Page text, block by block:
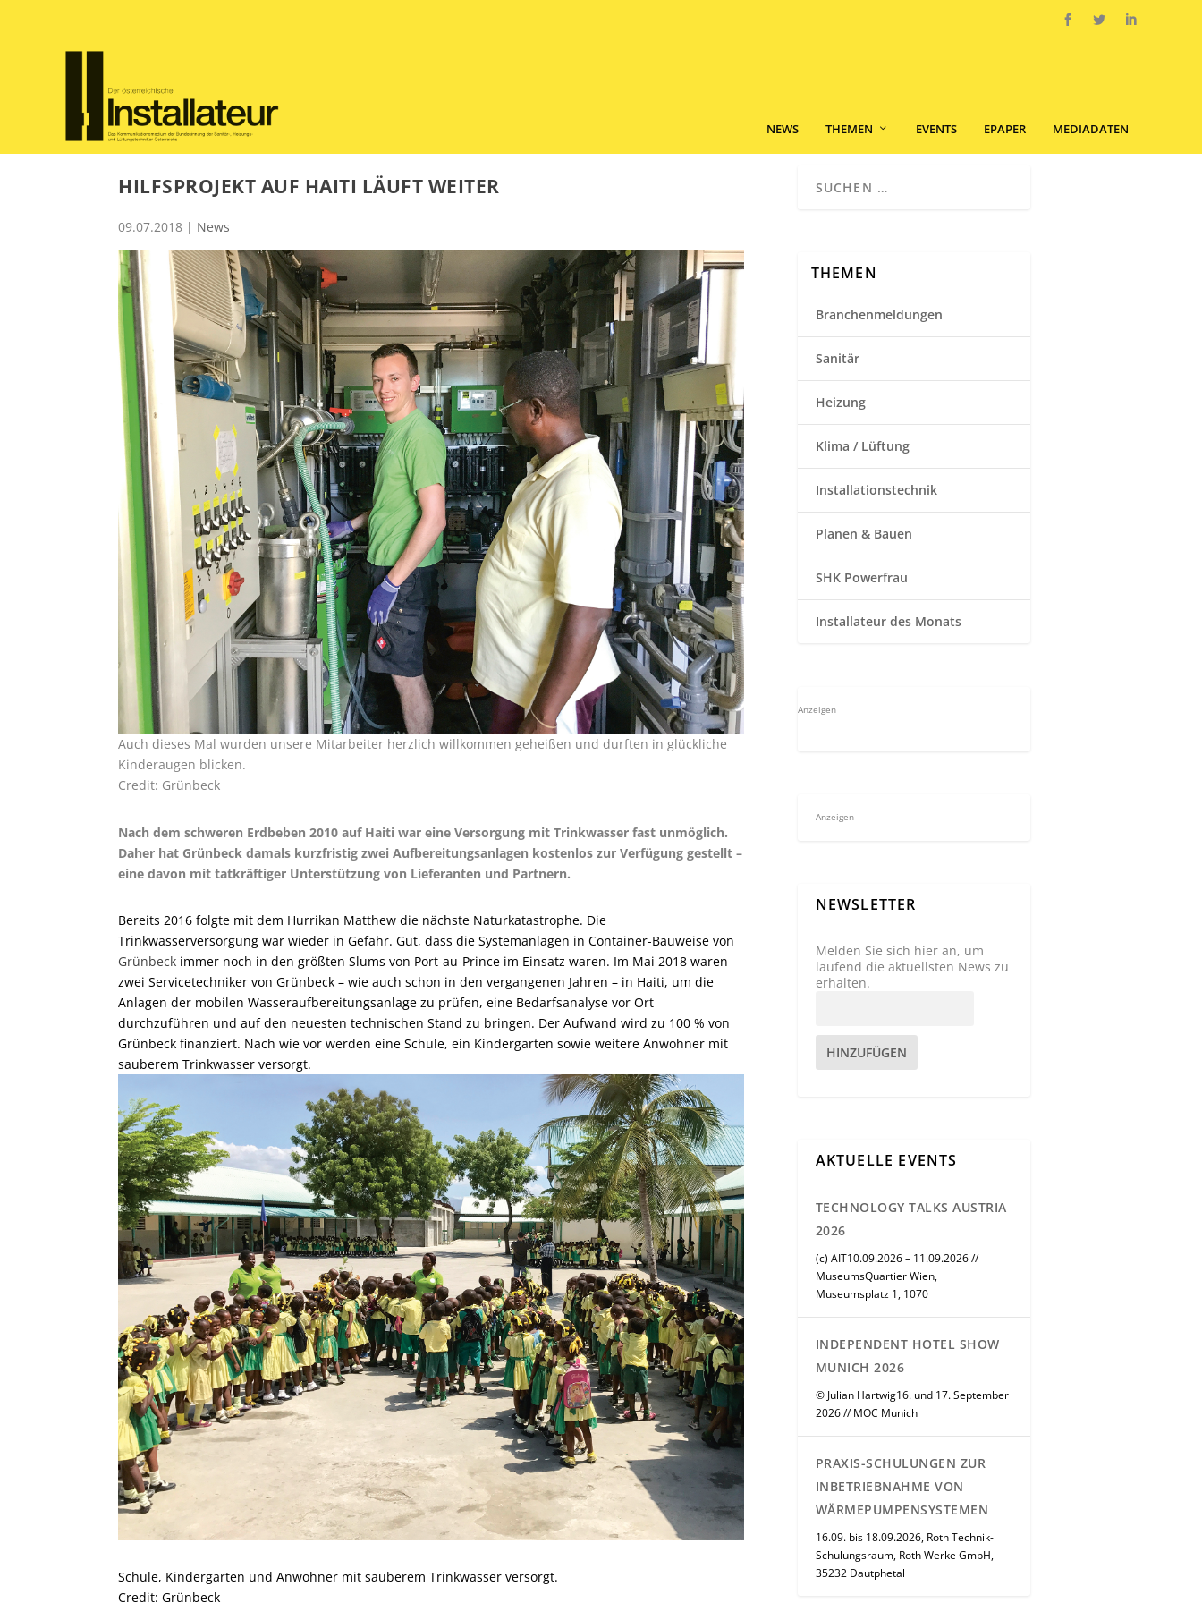
NEWS THEMEN EVENTS EPAPER MEDIADATEN
HILFSPROJEKT AUF HAITI LÄUFT WEITER
09.07.2018 | News
Auch dieses Mal wurden unsere Mitarbeiter herzlich willkommen geheißen und durften in glückliche
Kinderaugen blicken.
Credit: Grünbeck
Nach dem schweren Erdbeben 2010 auf Haiti war eine Versorgung mit Trinkwasser fast unmöglich.
Daher hat Grünbeck damals kurzfristig zwei Aufbereitungsanlagen kostenlos zur Verfügung gestellt –
eine davon mit tatkräftiger Unterstützung von Lieferanten und Partnern.
Bereits 2016 folgte mit dem Hurrikan Matthew die nächste Naturkatastrophe. Die
Trinkwasserversorgung war wieder in Gefahr. Gut, dass die Systemanlagen in Container-Bauweise von
Grünbeck immer noch in den größten Slums von Port-au-Prince im Einsatz waren. Im Mai 2018 waren
zwei Servicetechniker von Grünbeck – wie auch schon in den vergangenen Jahren – in Haiti, um die
Anlagen der mobilen Wasseraufbereitungsanlage zu prüfen, eine Bedarfsanalyse vor Ort
durchzuführen und auf den neuesten technischen Stand zu bringen. Der Aufwand wird zu 100 % von
Grünbeck finanziert. Nach wie vor werden eine Schule, ein Kindergarten sowie weitere Anwohner mit
sauberem Trinkwasser versorgt.
Schule, Kindergarten und Anwohner mit sauberem Trinkwasser versorgt.
Credit: Grünbeck
THEMEN
Branchenmeldungen
Sanitär
Heizung
Klima / Lüftung
Installationstechnik
Planen & Bauen
SHK Powerfrau
Installateur des Monats
Anzeigen
Anzeigen
NEWSLETTER
Melden Sie sich hier an, um
laufend die aktuellsten News zu
erhalten.
HINZUFÜGEN
AKTUELLE EVENTS
TECHNOLOGY TALKS AUSTRIA
2026
(c) AIT10.09.2026 – 11.09.2026 //
MuseumsQuartier Wien,
Museumsplatz 1, 1070
INDEPENDENT HOTEL SHOW
MUNICH 2026
© Julian Hartwig16. und 17. September
2026 // MOC Munich
PRAXIS-SCHULUNGEN ZUR
INBETRIEBNAHME VON
WÄRMEPUMPENSYSTEMEN
16.09. bis 18.09.2026, Roth Technik-
Schulungsraum, Roth Werke GmbH,
35232 Dautphetal